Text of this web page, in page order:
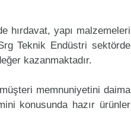
hırdavat, yapı malzemeleri
Teknik Endüstri sektörde
kazanmaktadır.
memnuniyetini daima
konusunda hazır ürünler